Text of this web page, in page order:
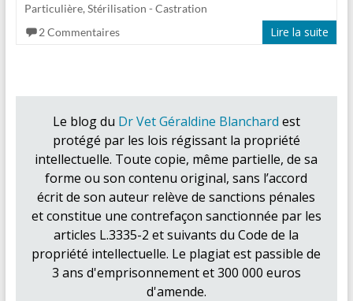
Particulière, Stérilisation - Castration
2 Commentaires
Lire la suite
Le blog du Dr Vet Géraldine Blanchard est
protégé par les lois régissant la propriété
intellectuelle. Toute copie, même partielle, de sa
forme ou son contenu original, sans l’accord
écrit de son auteur relève de sanctions pénales
et constitue une contrefaçon sanctionnée par les
articles L.3335-2 et suivants du Code de la
propriété intellectuelle. Le plagiat est passible de
3 ans d'emprisonnement et 300 000 euros
d'amende.